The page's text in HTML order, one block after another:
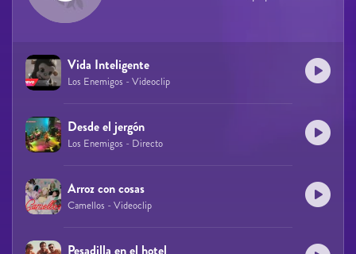
Vida Inteligente
Los Enemigos - Videoclip
Desde el jergón
Los Enemigos - Directo
Arroz con cosas
Camellos - Videoclip
Pesadilla en el hotel